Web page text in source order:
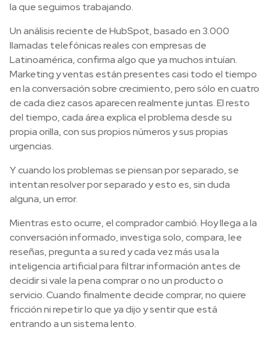
la que seguimos trabajando.
Un análisis reciente de HubSpot, basado en 3.000
llamadas telefónicas reales con empresas de
Latinoamérica, confirma algo que ya muchos intuían.
Marketing y ventas están presentes casi todo el tiempo
en la conversación sobre crecimiento, pero sólo en cuatro
de cada diez casos aparecen realmente juntas. El resto
del tiempo, cada área explica el problema desde su
propia orilla, con sus propios números y sus propias
urgencias.
Y cuando los problemas se piensan por separado, se
intentan resolver por separado y esto es, sin duda
alguna, un error.
Mientras esto ocurre, el comprador cambió. Hoy llega a la
conversación informado, investiga solo, compara, lee
reseñas, pregunta a su red y cada vez más usa la
inteligencia artificial para filtrar información antes de
decidir si vale la pena comprar o no un producto o
servicio. Cuando finalmente decide comprar, no quiere
fricción ni repetir lo que ya dijo y sentir que está
entrando a un sistema lento.